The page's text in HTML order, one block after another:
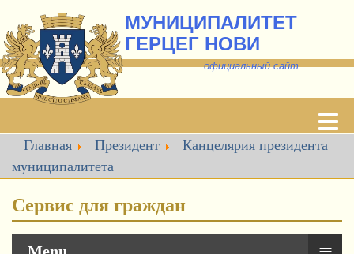
МУНИЦИПАЛИТЕТ
ГЕРЦЕГ НОВИ
официальный сайт
Главная Президент
Канцелярия президента
муниципалитета
Сервис для граждан